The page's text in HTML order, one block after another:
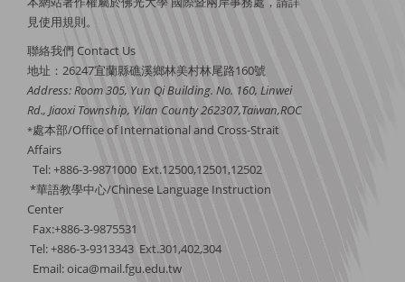
見使用規則。
聯絡我們 Contact Us
地址：26247宜蘭縣礁溪鄉林美村林尾路160號
Address: Room 305, Yun Qi Building. No. 160, Linwei
Rd., Jiaoxi Township, Yilan County 262307,Taiwan,ROC
*處本部/Office of International and Cross-Strait
Affairs
Tel: +886-3-9871000 Ext.12500,12501,12502
*華語教學中心/Chinese Language Instruction
Center
Fax:+886-3-9875531
Tel: +886-3-9313343 Ext.301,402,304
Email:oica@mail.fgu.edu.tw